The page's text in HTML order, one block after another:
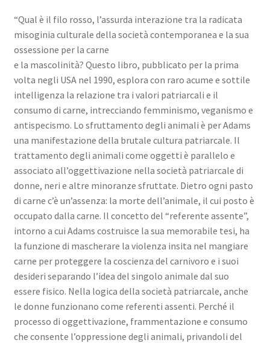
“Qual è il filo rosso, l’assurda interazione tra la radicata
misoginia culturale della società contemporanea e la sua
ossessione per la carne
e la mascolinità? Questo libro, pubblicato per la prima
volta negli USA nel 1990, esplora con raro acume e sottile
intelligenza la relazione tra i valori patriarcali e il
consumo di carne, intrecciando femminismo, veganismo e
antispecismo. Lo sfruttamento degli animali è per Adams
una manifestazione della brutale cultura patriarcale. Il
trattamento degli animali come oggetti è parallelo e
associato all’oggettivazione nella società patriarcale di
donne, neri e altre minoranze sfruttate. Dietro ogni pasto
di carne c’è un’assenza: la morte dell’animale, il cui posto è
occupato dalla carne. Il concetto del “referente assente”,
intorno a cui Adams costruisce la sua memorabile tesi, ha
la funzione di mascherare la violenza insita nel mangiare
carne per proteggere la coscienza del carnivoro e i suoi
desideri separando l’idea del singolo animale dal suo
essere fisico. Nella logica della società patriarcale, anche
le donne funzionano come referenti assenti. Perché il
processo di oggettivazione, frammentazione e consumo
che consente l’oppressione degli animali, privandoli del